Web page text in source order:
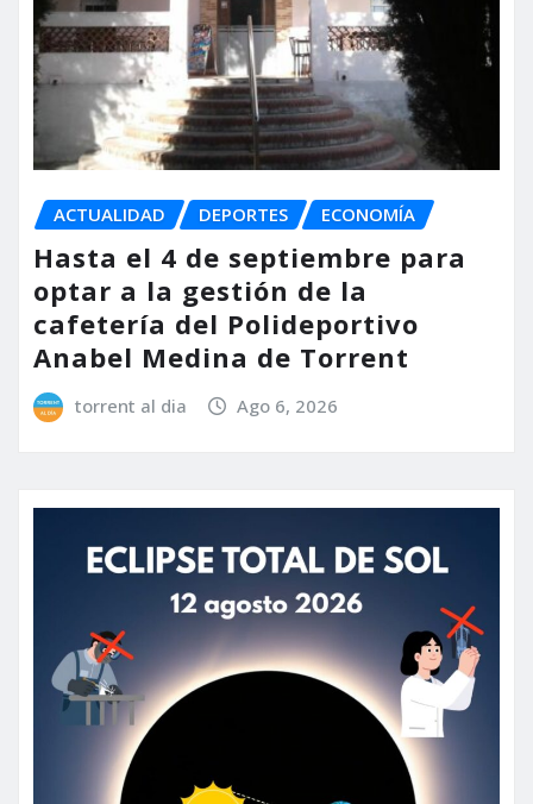
ACTUALIDAD DEPORTES ECONOMÍA
Hasta el 4 de septiembre para
optar a la gestión de la
cafetería del Polideportivo
Anabel Medina de Torrent
torrent al dia Ago 6, 2026